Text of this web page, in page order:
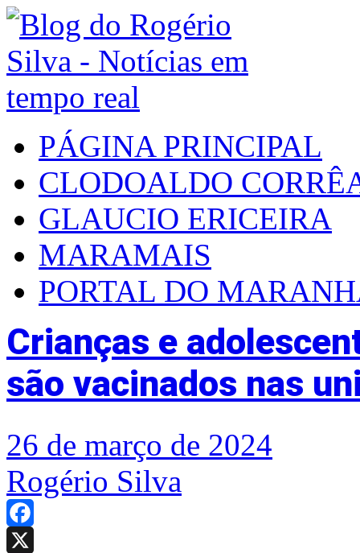
PÁGINA PRINCIPAL
CLODOALDO
GLAUCIO ERICEIRA
MARAMAIS
PORTAL DO
Crianças e
são vacinados nas
26 de março de 2024
Rogério Silva
Facebook